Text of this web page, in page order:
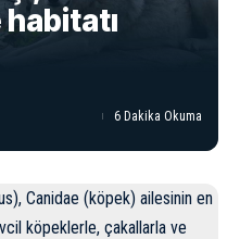
6 Dakika Okuma
Canidae (köpek) ailesinin en
köpeklerle, çakallarla ve